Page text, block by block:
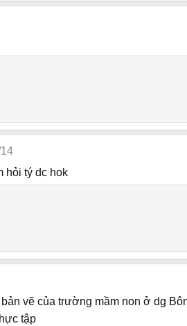
hỏi tý dc hok
vẽ của trường mầm non ở dg
tập